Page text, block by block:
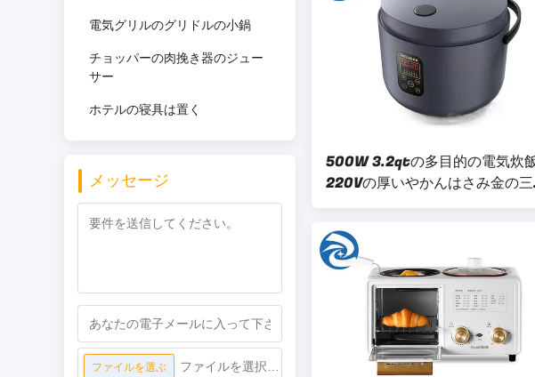
電気グリルのグリドルの小鍋
チョッパーの肉挽き器のジュー
サー
ホテルの寝具は置く
メッセージ
ファイルを選ぶ
500W 3.2qtの多目的の電気炊
220Vの厚いやかんはさみ金の三
元暖房